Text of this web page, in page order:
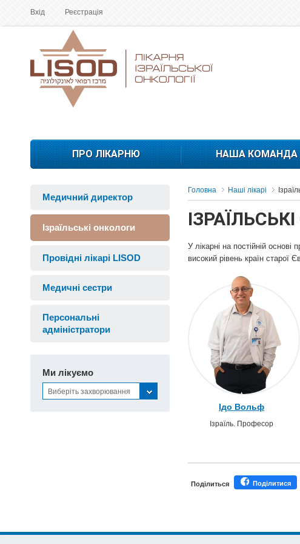
Вхід Реєстрація
ПРО ЛІКАРНЮ НАША КОМАНДА
Медичний директор
Ізраїльські онкологи
Провідні лікарі LISOD
Медичні сестри
Персональні
адміністратори
Ми лікуємо
Виберіть захворювання
Головна Наші лікарі
У лікарні на постійній основі
високий рівень країн старої
Ідо Вольф
Ізраїль. Професор
Поділиться Поділитися